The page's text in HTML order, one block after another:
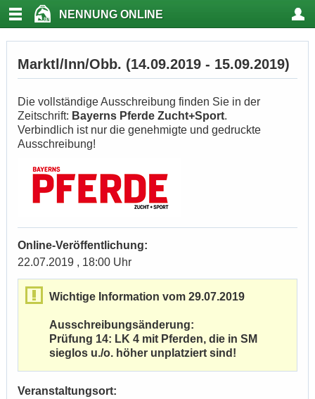
NENNUNG ONLINE
Marktl/Inn/Obb. (14.09.2019 - 15.09.2019)
Die vollständige Ausschreibung finden Sie in der
Zeitschrift: Bayerns Pferde Zucht+Sport.
Verbindlich ist nur die genehmigte und gedruckte
Ausschreibung!
Online-Veröffentlichung:
22.07.2019 , 18:00 Uhr
Wichtige Information vom 29.07.2019
Ausschreibungsänderung:
Prüfung 14: LK 4 mit Pferden, die in SM
sieglos u./o. höher unplatziert sind!
Veranstaltungsort: